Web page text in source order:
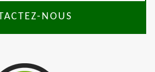
NOUS